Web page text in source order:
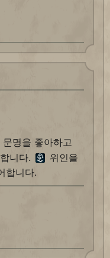
명을 좋아하고
니다.
위인을
합니다.